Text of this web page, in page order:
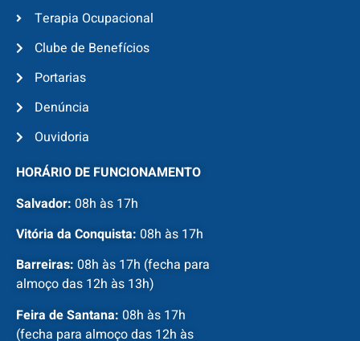
Terapia Ocupacional
Clube de Benefícios
Portarias
Denúncia
Ouvidoria
HORÁRIO DE FUNCIONAMENTO
Salvador: 08h às 17h
Vitória da Conquista: 08h às 17h
Barreiras: 08h às 17h (fecha para
almoço das 12h às 13h)
Feira de Santana: 08h às 17h
(fecha para almoço das 12h às